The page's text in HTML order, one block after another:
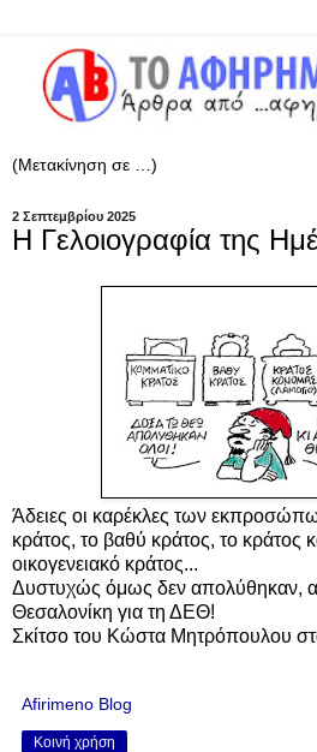
2 Σεπτεμβρίου 2025
Η Γελοιογραφία της
Άδειες οι καρέκλες των
κράτος, το βαθύ κράτος, το κράτος
οικογενειακό κράτος...
Δυστυχώς όμως δεν απολύθηκαν,
Θεσαλονίκη για τη ΔΕΘ!
Σκίτσο του Κώστα Μητρόπουλου
Afirimeno Blog
Κοινή χρήση